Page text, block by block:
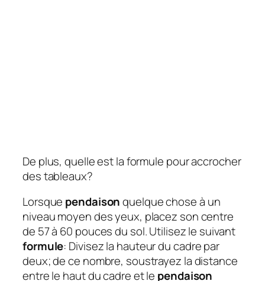
De plus, quelle est la formule pour accrocher
des tableaux?
Lorsque pendaisonquelque chose à un
niveau moyen des yeux, placez son centre
de 57 à 60 pouces du sol. Utilisez le suivant
formule: Divisez la hauteur du cadre par
deux; de ce nombre, soustrayez la distance
entre le haut du cadre et le pendaison